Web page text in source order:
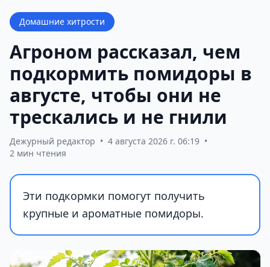
Домашние хитрости
Агроном рассказал, чем
подкормить помидоры в
августе, чтобы они не
трескались и не гнили
Дежурный редактор • 4 августа 2026 г. 06:19 •
2 мин чтения
Эти подкормки помогут получить
крупные и ароматные помидоры.